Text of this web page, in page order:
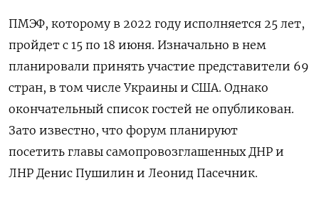
ПМЭФ, которому в 2022 году исполняется 25 лет,
пройдет с 15 по 18 июня. Изначально в нем
планировали принять участие представители 69
стран, в том числе Украины и США. Однако
окончательный список гостей не опубликован.
Зато известно, что форум планируют
посетить главы самопровозглашенных ДНР и
ЛНР Денис Пушилин и Леонид Пасечник.